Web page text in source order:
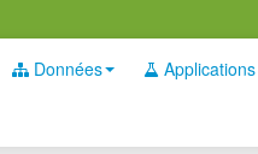
Données Applications